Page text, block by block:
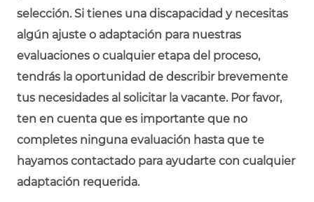
selección. Si tienes una discapacidad y necesitas
algún ajuste o adaptación para nuestras
evaluaciones o cualquier etapa del proceso,
tendrás la oportunidad de describir brevemente
tus necesidades al solicitar la vacante. Por favor,
ten en cuenta que es importante que no
completes ninguna evaluación hasta que te
hayamos contactado para ayudarte con cualquier
adaptación requerida.